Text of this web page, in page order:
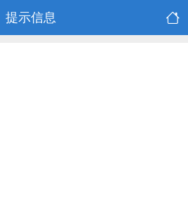
提示信息